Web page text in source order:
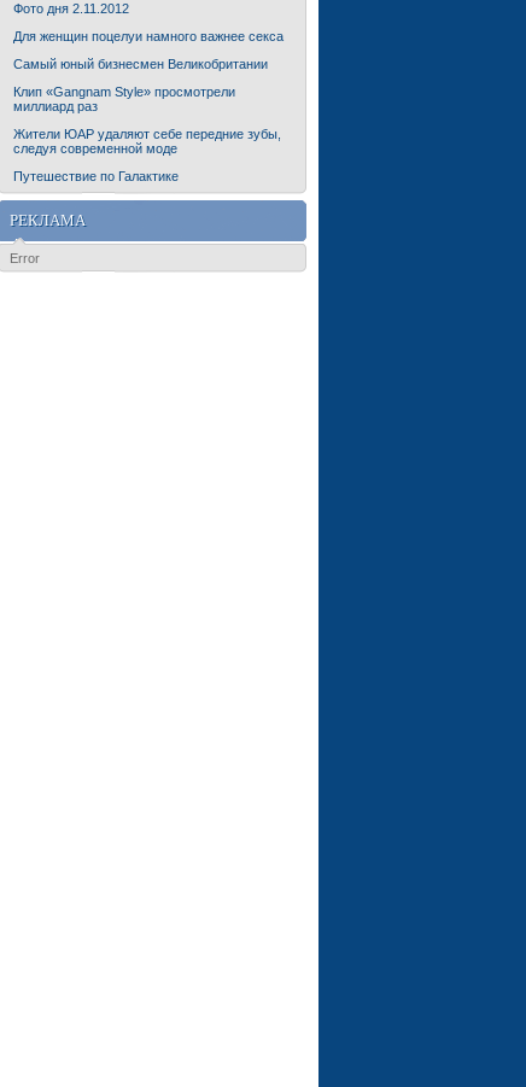
Фото дня 2.11.2012
Для женщин поцелуи намного важнее секса
Самый юный бизнесмен Великобритании
Клип «Gangnam Style» просмотрели
миллиард раз
Жители ЮАР удаляют себе передние зубы,
следуя современной моде
Путешествие по Галактике
РЕКЛАМА
Error